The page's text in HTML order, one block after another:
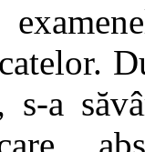
s-a